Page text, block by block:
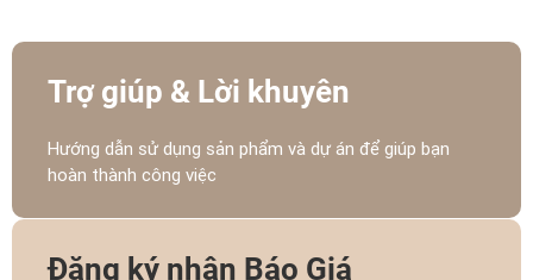
Trợ giúp & Lời khuyên
Hướng dẫn sử dụng sản phẩm và dự án để giúp bạn
hoàn thành công việc
Đăng ký nhận Báo Giá